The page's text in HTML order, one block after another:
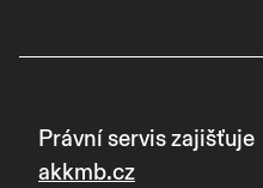
Právní servis zajišťuje
akkmb.cz